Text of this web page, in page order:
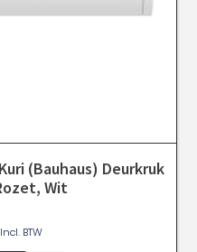
(Bauhaus) Deurkruk
Wit
Incl. BTW